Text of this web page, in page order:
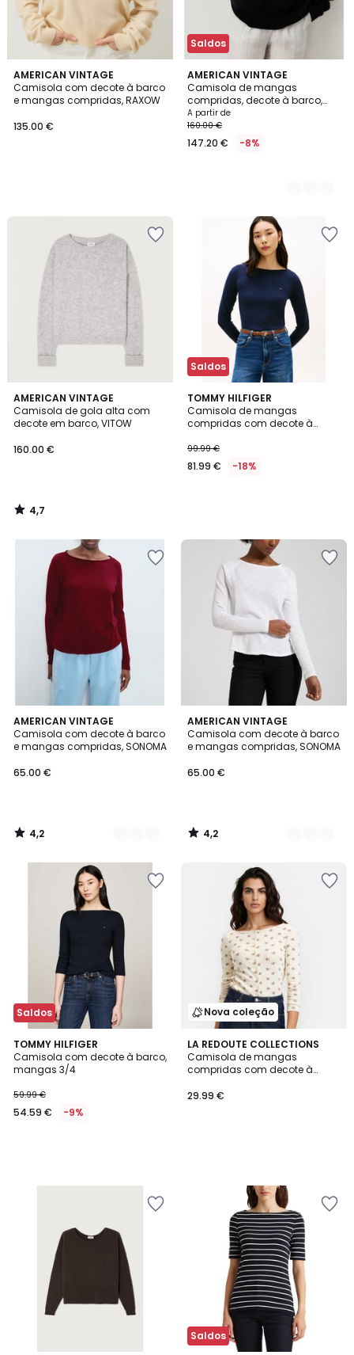
AMERICAN VINTAGE
Camisola com decote à barco
e mangas compridas, RAXOW
135.00 €
Saldos
AMERICAN VINTAGE
Camisola de mangas
compridas, decote à barco,
VITOW
A partir de
160.00 €
147.20 € -8%
4
Cores
AMERICAN VINTAGE
Camisola de gola alta com
decote em barco, VITOW
160.00 €
4,7
/ 5
4,7
/
Saldos
TOMMY HILFIGER
Camisola de mangas
compridas com decote à
99.99 €
81.99 € -18%
AMERICAN VINTAGE
Camisola com decote à barco
e mangas compridas, SONOMA
65.00 €
4,2
/ 5
4
Cores
4,2
/
AMERICAN VINTAGE
Camisola com decote à barco
e mangas compridas, SONOMA
65.00 €
4,2
/ 5
5
Cores
4,2
/
Saldos
TOMMY HILFIGER
Camisola com decote à barco,
mangas 3/4
59.99 €
54.59 € -9%
Nova coleção
LA REDOUTE COLLECTIONS
Camisola de mangas
compridas com decote à
29.99 €
Saldos